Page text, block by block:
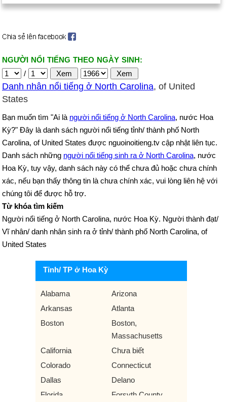
NGƯỜI NỔI TIẾNG THEO NGÀY SINH:
/
Danh nhân nổi tiếng ở North Carolina, of United
States
Bạn muốn tìm "Ai là người nổi tiếng ở North Carolina, nước Hoa
Kỳ?" Đây là danh sách người nổi tiếng tỉnh/ thành phố North
Carolina, of United States được nguoinoitieng.tv cập nhật liên tục.
Danh sách những người nổi tiếng sinh ra ở North Carolina, nước
Hoa Kỳ, tuy vậy, danh sách này có thể chưa đủ hoặc chưa chính
xác, nếu bạn thấy thông tin là chưa chính xác, vui lòng liên hệ với
chúng tôi để được hỗ trợ.
Từ khóa tìm kiếm
Người nổi tiếng ở North Carolina, nước Hoa Kỳ. Người thành đạt/
Vĩ nhân/ danh nhân sinh ra ở tỉnh/ thành phố North Carolina, of
United States
Tỉnh/ TP ở Hoa Kỳ
Alabama
Arizona
Arkansas
Atlanta
Boston
Boston,
Massachusetts
California
Chưa biết
Colorado
Connecticut
Dallas
Delano
Florida
Forsyth County